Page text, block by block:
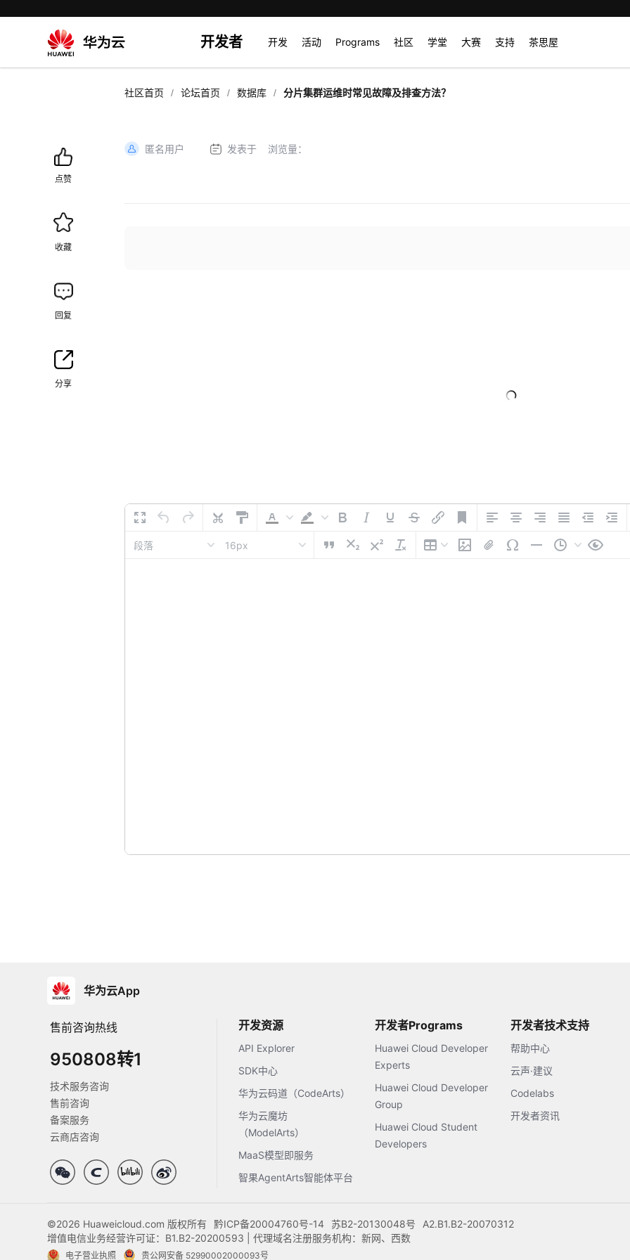
开发者 开发 活动 Programs 社区 学堂 大赛 支持 茶思屋
社区首页 / 论坛首页 / 数据库 / 分片集群运维时常见故障及排查方法？
点赞
收藏
回复
分享
匿名用户 发表于 浏览量：
段落 16px
华为云App
售前咨询热线
950808转1
技术服务咨询
售前咨询
备案服务
云商店咨询
开发资源
API Explorer
SDK中心
华为云码道（CodeArts）
华为云魔坊
（ModelArts）
MaaS模型即服务
智果AgentArts智能体平台
开发者Programs
Huawei Cloud Developer
Experts
Huawei Cloud Developer
Group
Huawei Cloud Student
Developers
开发者技术支持
帮助中心
云声·建议
Codelabs
开发者资讯
©2026 Huaweicloud.com 版权所有 黔ICP备20004760号-14 苏B2-20130048号
A2.B1.B2-20070312
增值电信业务经营许可证：B1.B2-20200593 | 代理域名注册服务机构：新网、西数
电子营业执照 贵公网安备 52990002000093号